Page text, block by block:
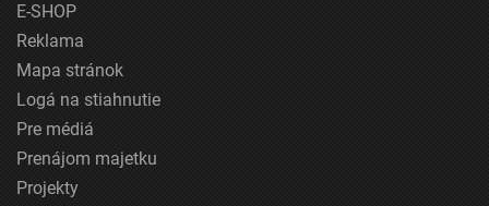
E-SHOP
Reklama
Mapa stránok
Logá na stiahnutie
Pre médiá
Prenájom majetku
Projekty